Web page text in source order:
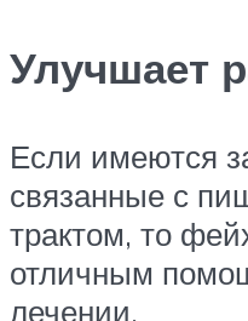
Улучшает
Если имеются
связанные с
трактом, то
отличным
лечении.